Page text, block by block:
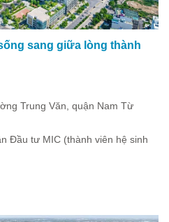
sang giữa lòng thành
Trung Văn, quận Nam Từ
Đầu tư MIC (thành viên hệ sinh